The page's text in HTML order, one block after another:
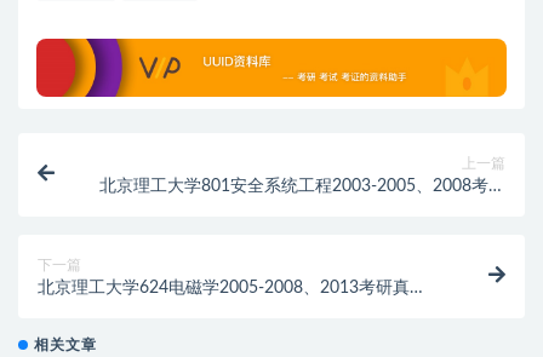
上一篇
北京理工大学801安全系统工程2003-2005、2008考研
下一篇
北京理工大学624电磁学2005-2008、2013考研真
相关文章